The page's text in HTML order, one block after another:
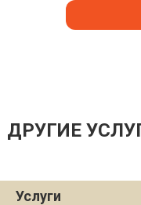
ДРУГИЕ
Услуги